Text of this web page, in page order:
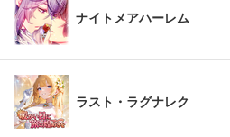
ナイトメアハーレム
ラスト・ラグナレク